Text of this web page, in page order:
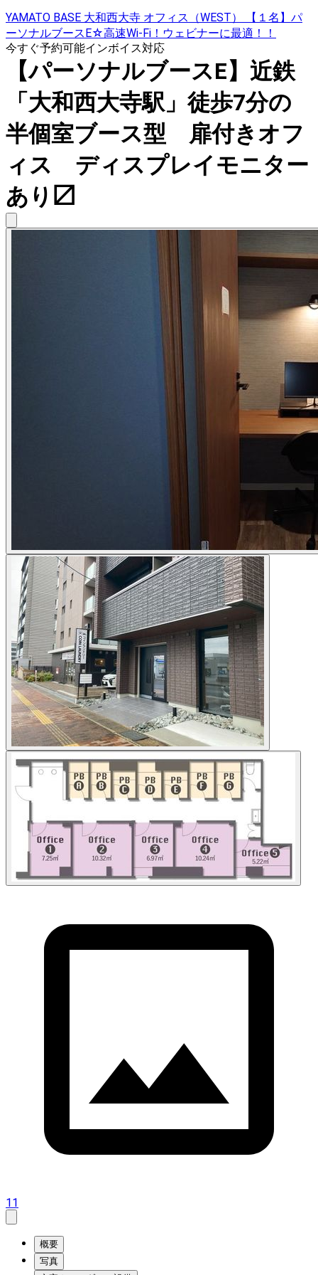
YAMATO BASE 大和西大寺 オフィス（WEST） 【１名】パ
ーソナルブースE☆高速Wi-Fi！ウェビナーに最適！！
今すぐ予約可能インボイス対応
【パーソナルブースE】近鉄
「大和西大寺駅」徒歩7分の
半個室ブース型 扉付きオフ
ィス ディスプレイモニター
あり〼
11
概要
写真